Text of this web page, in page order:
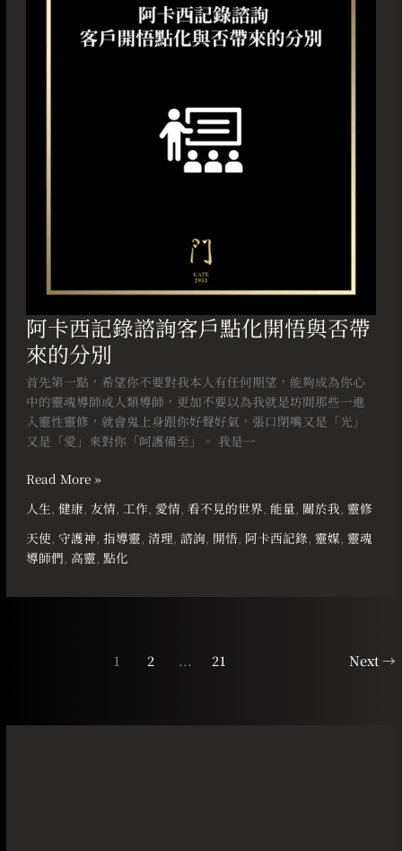
阿卡西記錄諮詢客戶點化開悟與否帶
來的分別
首先第一點，希望你不要對我本人有任何期望，能夠成為你心
中的靈魂導師或人類導師，更加不要以為我就是坊間那些一進
入靈性靈修，就會鬼上身跟你好聲好氣，張口閉嘴又是「光」
又是「愛」來對你「呵護備至」。 我是一
別
Read More »
人生,健康, 友情,工作, 愛情,看不見的世界, 能量, 關於我,靈修
天使,守護神,指導靈, 清理,諮詢, 開悟, 阿卡西記錄,靈媒,靈魂
導師們, 高靈,點化
1 2 ... 21 Next→